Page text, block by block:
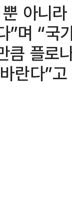
아니
”며 “
큼 플로
란다”